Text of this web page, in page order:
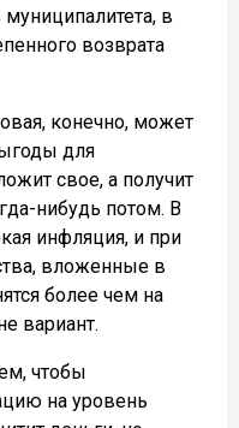
в
возврата
конечно, может
для
свое, а получит
нибудь потом. В
инфляция, и при
вложенные в
более чем на
вариант.
чтобы
на уровень